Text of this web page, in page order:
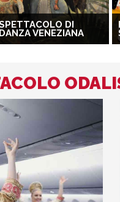
DI
DANZA VENEZIANA